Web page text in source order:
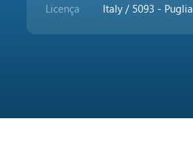
Licença
Italy / 5093 - Puglia